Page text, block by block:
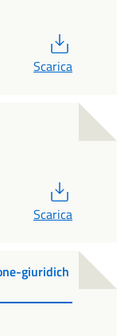
Scarica
Scarica
giuridich